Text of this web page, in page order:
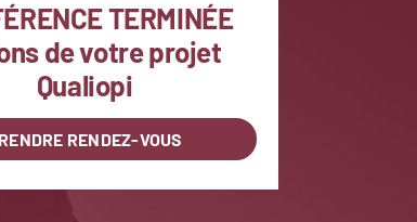
TERMINÉE
de votre projet
Qualiopi
RENDEZ-VOUS